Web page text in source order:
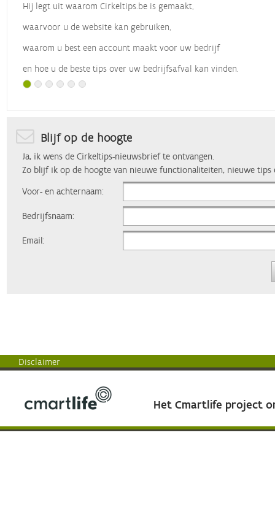
Hij legt uit waarom Cirkeltips.be is gemaakt,
waarvoor u de website kan gebruiken,
waarom u best een account maakt voor uw bedrijf
en hoe u de beste tips over uw bedrijfsafval kan vinden.
Blijf op de hoogte
Ja, ik wens de Cirkeltips-nieuwsbrief te ontvangen.
Zo blijf ik op de hoogte van nieuwe functionaliteiten, nieuwe tips
Voor- en achternaam:
Bedrijfsnaam:
Email:
Disclaimer
Het Cmartlife project